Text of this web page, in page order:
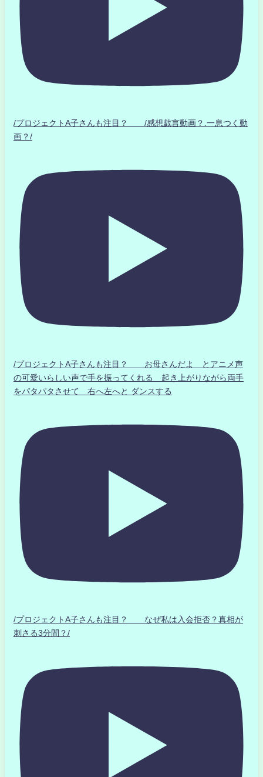
/プロジェクトA子さんも注目？ /感想戯言動画？.一息つく動
画？/
/プロジェクトA子さんも注目？ お母さんだよ とアニメ声
の可愛いらしい声で手を振ってくれる 起き上がりながら両手
をパタパタさせて 右へ左へと ダンスする
/プロジェクトA子さんも注目？ なぜ私は入会拒否？真相が
刺さる3分間？/